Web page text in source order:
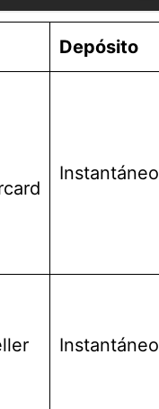
Depósito
Instantáneo
Instantáneo